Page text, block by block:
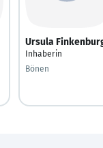
Ursula
Inhaberin
Bönen